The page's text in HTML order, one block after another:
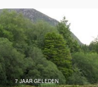
7 JAAR GELEDEN